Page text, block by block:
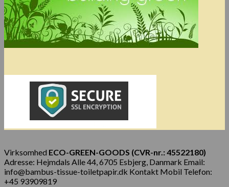
Virksomhed ECO-GREEN-GOODS (CVR-nr.: 45522180)
Adresse: Hejmdals Alle 44, 6705 Esbjerg, Danmark Email:
info@bambus-tissue-toiletpapir.dk Kontakt Mobil Telefon:
+45 93909819